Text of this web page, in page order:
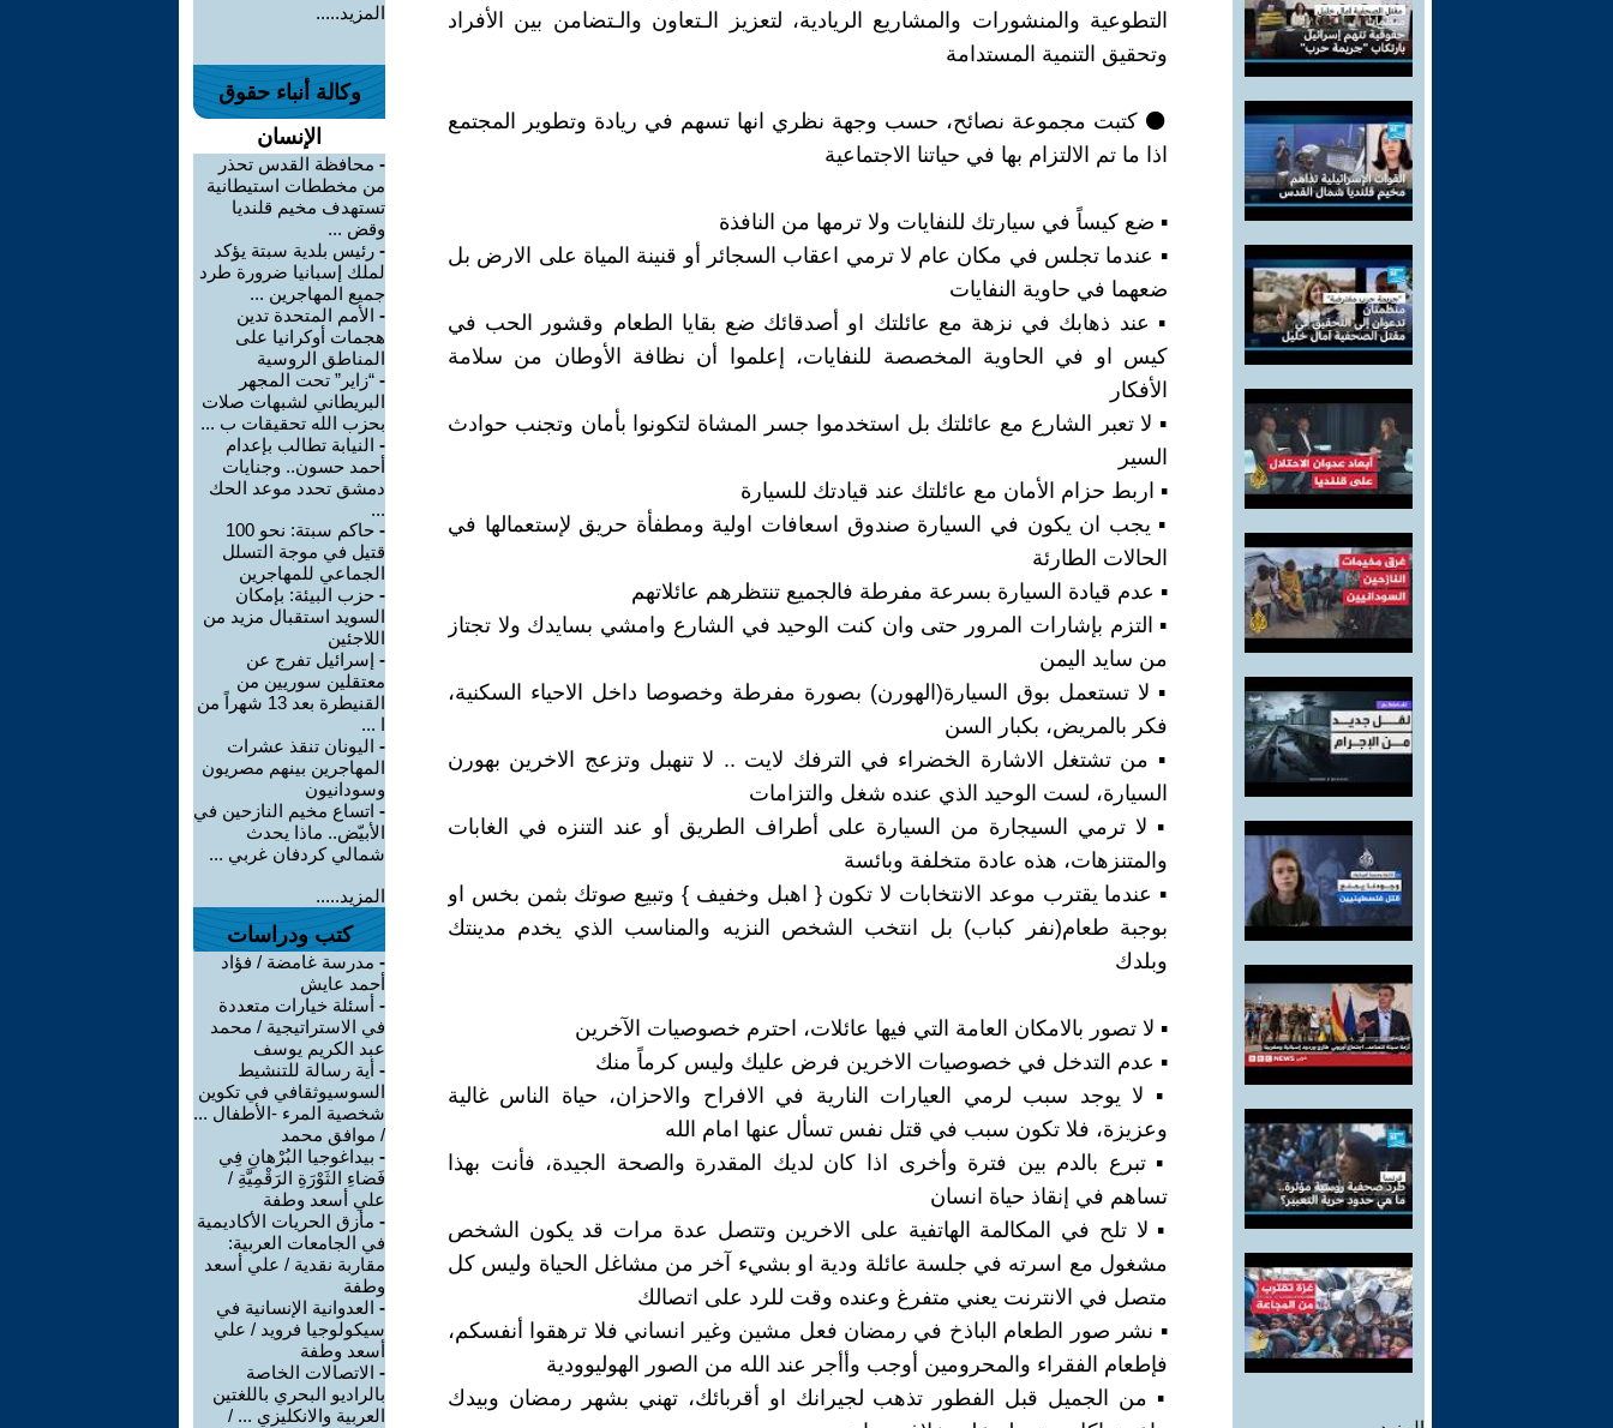
التطوعية والمنشورات والمشاريع الريادية، لتعزيز الـتعاون والـتضامن بين الأفراد
وتحقيق التنمية المستدامة
⚫️ كتبت مجموعة نصائح، حسب وجهة نظري انها تسهم في ريادة وتطوير المجتمع
اذا ما تم الالتزام بها في حياتنا الاجتماعية
▪︎ ضع كيساً في سيارتك للنفايات ولا ترمها من النافذة
▪︎ عندما تجلس في مكان عام لا ترمي اعقاب السجائر أو قنينة المياة على الارض بل
ضعهما في حاوية النفايات
▪︎ عند ذهابك في نزهة مع عائلتك او أصدقائك ضع بقايا الطعام وقشور الحب في
كيس او في الحاوية المخصصة للنفايات، إعلموا أن نظافة الأوطان من سلامة
الأفكار
▪︎ لا تعبر الشارع مع عائلتك بل استخدموا جسر المشاة لتكونوا بأمان وتجنب حوادث
السير
▪︎ اربط حزام الأمان مع عائلتك عند قيادتك للسيارة
▪︎ يجب ان يكون في السيارة صندوق اسعافات اولية ومطفأة حريق لإستعمالها في
الحالات الطارئة
▪︎ عدم قيادة السيارة بسرعة مفرطة فالجميع تنتظرهم عائلاتهم
▪︎ التزم بإشارات المرور حتى وان كنت الوحيد في الشارع وامشي بسايدك ولا تجتاز
من سايد اليمن
▪︎ لا تستعمل بوق السيارة(الهورن) بصورة مفرطة وخصوصا داخل الاحياء السكنية،
فكر بالمريض، بكبار السن
▪︎ من تشتغل الاشارة الخضراء في الترفك لايت .. لا تنهبل وتزعج الاخرين بهورن
السيارة، لست الوحيد الذي عنده شغل والتزامات
▪︎ لا ترمي السيجارة من السيارة على أطراف الطريق أو عند التنزه في الغابات
والمتنزهات، هذه عادة متخلفة وبائسة
▪︎ عندما يقترب موعد الانتخابات لا تكون { اهبل وخفيف } وتبيع صوتك بثمن بخس او
بوجبة طعام(نفر كباب) بل انتخب الشخص النزيه والمناسب الذي يخدم مدينتك
وبلدك
▪︎ لا تصور بالامكان العامة التي فيها عائلات، احترم خصوصيات الآخرين
▪︎ عدم التدخل في خصوصيات الاخرين فرض عليك وليس كرماً منك
▪︎ لا يوجد سبب لرمي العيارات النارية في الافراح والاحزان، حياة الناس غالية
وعزيزة، فلا تكون سبب في قتل نفس تسأل عنها امام الله
▪︎ تبرع بالدم بين فترة وأخرى اذا كان لديك المقدرة والصحة الجيدة، فأنت بهذا
تساهم في إنقاذ حياة انسان
▪︎ لا تلح في المكالمة الهاتفية على الاخرين وتتصل عدة مرات قد يكون الشخص
مشغول مع اسرته في جلسة عائلة ودية او بشيء آخر من مشاغل الحياة وليس كل
متصل في الانترنت يعني متفرغ وعنده وقت للرد على اتصالك
▪︎ نشر صور الطعام الباذخ في رمضان فعل مشين وغير انساني فلا ترهقوا أنفسكم،
فإطعام الفقراء والمحرومين أوجب وأأجر عند الله من الصور الهوليوودية
▪︎ من الجميل قبل الفطور تذهب لجيرانك او أقربائك، تهني بشهر رمضان وبيدك
المزيد.....
وكالة أنباء حقوق
الإنسان
- محافظة القدس تحذر
من مخططات استيطانية
تستهدف مخيم قلنديا
وقض ...
- رئيس بلدية سبتة يؤكد
لملك إسبانيا ضرورة طرد
جميع المهاجرين ...
- الأمم المتحدة تدين
هجمات أوكرانيا على
المناطق الروسية
- “زاير” تحت المجهر
البريطاني لشبهات صلات
بحزب الله تحقيقات ب ...
- النيابة تطالب بإعدام
أحمد حسون.. وجنايات
دمشق تحدد موعد الحك
...
-
حاكم سبتة: نحو 100
قتيل في موجة التسلل
الجماعي للمهاجرين
- حزب البيئة: بإمكان
السويد استقبال مزيد من
اللاجئين
- إسرائيل تفرج عن
معتقلين سوريين من
القنيطرة بعد 13 شهراً من
ا ...
- اليونان تنقذ عشرات
المهاجرين بينهم مصريون
وسودانيون
- اتساع مخيم النازحين في
الأبيّض.. ماذا يحدث
شمالي كردفان غربي ...
المزيد.....
كتب ودراسات
- مدرسة غامضة / فؤاد
أحمد عايش
- أسئلة خيارات متعددة
في الاستراتيجية / محمد
عبد الكريم يوسف
- أية رسالة للتنشيط
السوسيوثقافي في تكوين
شخصية المرء -الأطفال ...
/ موافق محمد
- بيداغوجيا البُرْهانِ فِي
فَضاءِ الثَوْرَةِ الرَقْمِيَّةِ /
علي أسعد وطفة
- مأزق الحريات الأكاديمية
في الجامعات العربية:
مقاربة نقدية / علي أسعد
وطفة
- العدوانية الإنسانية في
سيكولوجيا فرويد / علي
أسعد وطفة
- الاتصالات الخاصة
بالراديو البحري باللغتين
العربية والانكليزي ... /